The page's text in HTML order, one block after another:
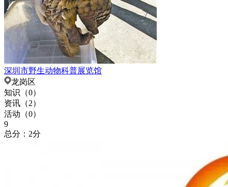
深圳市野生动物科普展览馆
龙岗区
知识（0）
资讯（2）
活动（0）
9
总分：2分